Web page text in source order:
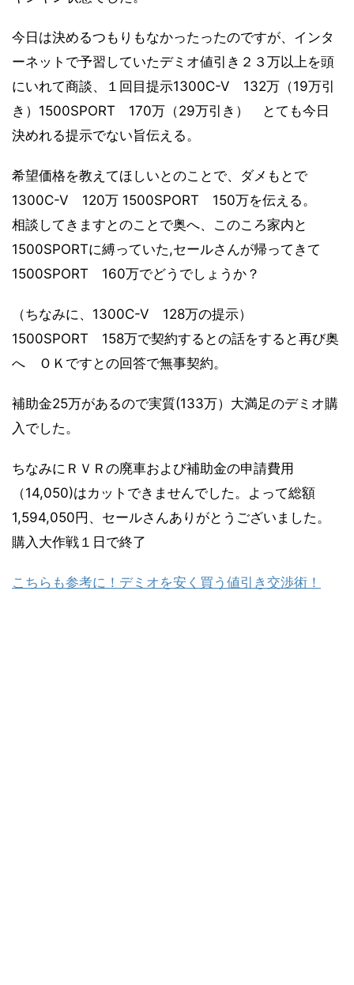
今日は決めるつもりもなかったったのですが、インタ
ーネットで予習していたデミオ値引き２３万以上を頭
にいれて商談、１回目提示1300C-V 132万（19万引
き）1500SPORT 170万（29万引き） とても今日
決めれる提示でない旨伝える。
希望価格を教えてほしいとのことで、ダメもとで
1300C-V 120万 1500SPORT 150万を伝える。
相談してきますとのことで奥へ、このころ家内と
1500SPORTに縛っていた,セールさんが帰ってきて
1500SPORT 160万でどうでしょうか？
（ちなみに、1300C-V 128万の提示）
1500SPORT 158万で契約するとの話をすると再び奥
へ ＯＫですとの回答で無事契約。
補助金25万があるので実質(133万）大満足のデミオ購
入でした。
ちなみにＲＶＲの廃車および補助金の申請費用
（14,050)はカットできませんでした。よって総額
1,594,050円、セールさんありがとうございました。
購入大作戦１日で終了
こちらも参考に！デミオを安く買う値引き交渉術！